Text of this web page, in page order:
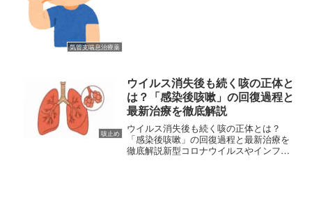
気管支喘息治療薬
咳止め
ウイルス消失後も続く咳の正体と
は？「感染後咳嗽」の回復過程と
最新治療を徹底解説
ウイルス消失後も続く咳の正体とは？
「感染後咳嗽」の回復過程と最新治療を
徹底解説新型コロナウイルスやインフル